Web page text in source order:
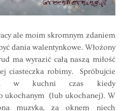
ale moim skromnym zdaniem
dania walentynkowe. Włożony
ma wyrazić całą naszą miłość
ciasteczka robimy. Spróbujcie
kuchni czas kiedy
ukochanym (lub ukochanej). W
muzyka, za oknem niech